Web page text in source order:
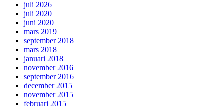
juli 2026
juli 2020
juni 2020
mars 2019
september 2018
mars 2018
januari 2018
november 2016
september 2016
december 2015
november 2015
februari 2015